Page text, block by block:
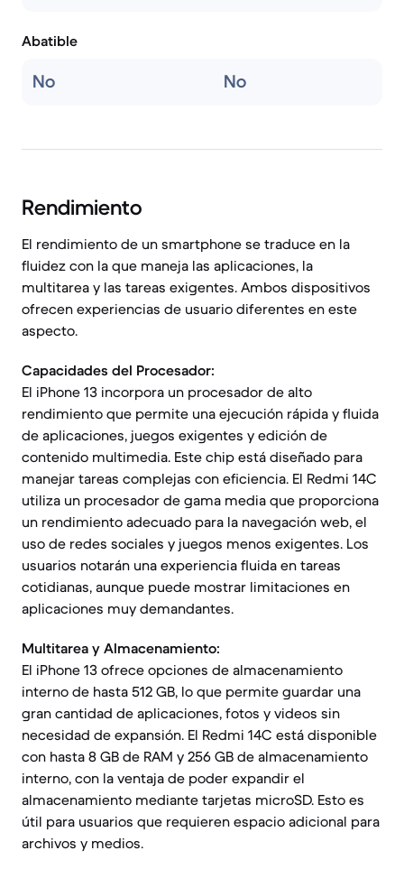
Abatible
No No
Rendimiento
El rendimiento de un smartphone se traduce en la
fluidez con la que maneja las aplicaciones, la
multitarea y las tareas exigentes. Ambos dispositivos
ofrecen experiencias de usuario diferentes en este
aspecto.
Capacidades del Procesador:
El iPhone 13 incorpora un procesador de alto
rendimiento que permite una ejecución rápida y fluida
de aplicaciones, juegos exigentes y edición de
contenido multimedia. Este chip está diseñado para
manejar tareas complejas con eficiencia. El Redmi 14C
utiliza un procesador de gama media que proporciona
un rendimiento adecuado para la navegación web, el
uso de redes sociales y juegos menos exigentes. Los
usuarios notarán una experiencia fluida en tareas
cotidianas, aunque puede mostrar limitaciones en
aplicaciones muy demandantes.
Multitarea y Almacenamiento:
El iPhone 13 ofrece opciones de almacenamiento
interno de hasta 512 GB, lo que permite guardar una
gran cantidad de aplicaciones, fotos y videos sin
necesidad de expansión. El Redmi 14C está disponible
con hasta 8 GB de RAM y 256 GB de almacenamiento
interno, con la ventaja de poder expandir el
almacenamiento mediante tarjetas microSD. Esto es
útil para usuarios que requieren espacio adicional para
archivos y medios.